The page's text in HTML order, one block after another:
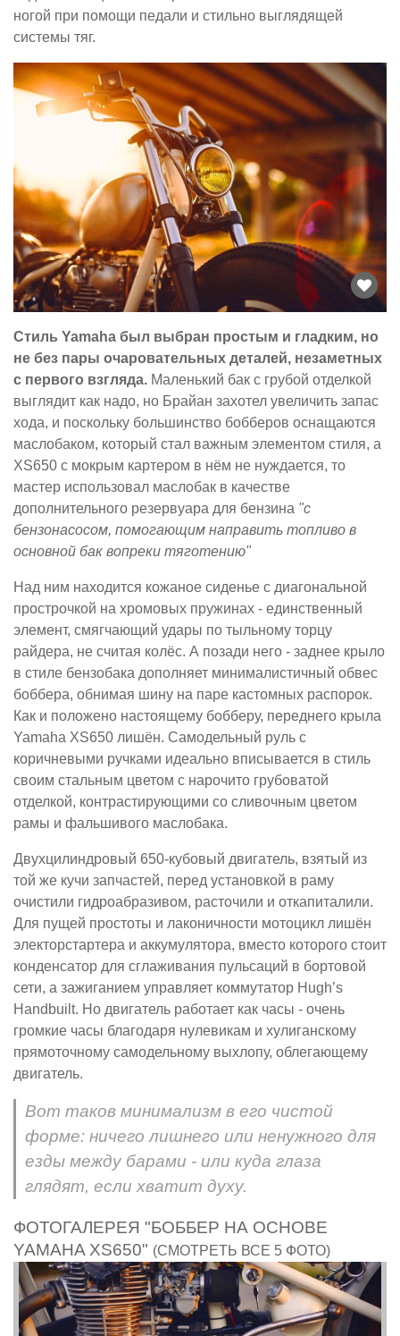
ногой при помощи педали и стильно выглядящей
системы тяг.
Стиль Yamaha был выбран простым и гладким, но
не без пары очаровательных деталей, незаметных
с первого взгляда. Маленький бак с грубой отделкой
выглядит как надо, но Брайан захотел увеличить запас
хода, и поскольку большинство бобберов оснащаются
маслобаком, который стал важным элементом стиля, а
XS650 с мокрым картером в нём не нуждается, то
мастер использовал маслобак в качестве
дополнительного резервуара для бензина "с
бензонасосом, помогающим направить топливо в
основной бак вопреки тяготению"
Над ним находится кожаное сиденье с диагональной
прострочкой на хромовых пружинах - единственный
элемент, смягчающий удары по тыльному торцу
райдера, не считая колёс. А позади него - заднее крыло
в стиле бензобака дополняет минималистичный обвес
боббера, обнимая шину на паре кастомных распорок.
Как и положено настоящему бобберу, переднего крыла
Yamaha XS650 лишён. Самодельный руль с
коричневыми ручками идеально вписывается в стиль
своим стальным цветом с нарочито грубоватой
отделкой, контрастирующими со сливочным цветом
рамы и фальшивого маслобака.
Двухцилиндровый 650-кубовый двигатель, взятый из
той же кучи запчастей, перед установкой в раму
очистили гидроабразивом, расточили и откапиталили.
Для пущей простоты и лаконичности мотоцикл лишён
электорстартера и аккумулятора, вместо которого стоит
конденсатор для сглаживания пульсаций в бортовой
сети, а зажиганием управляет коммутатор Hugh’s
Handbuilt. Но двигатель работает как часы - очень
громкие часы благодаря нулевикам и хулиганскому
прямоточному самодельному выхлопу, облегающему
двигатель.
Вот таков минимализм в его чистой
форме: ничего лишнего или ненужного для
езды между барами - или куда глаза
глядят, если хватит духу.
ФОТОГАЛЕРЕЯ "БОББЕР НА ОСНОВЕ
YAMAHA XS650" (СМОТРЕТЬ ВСЕ 5 ФОТО)